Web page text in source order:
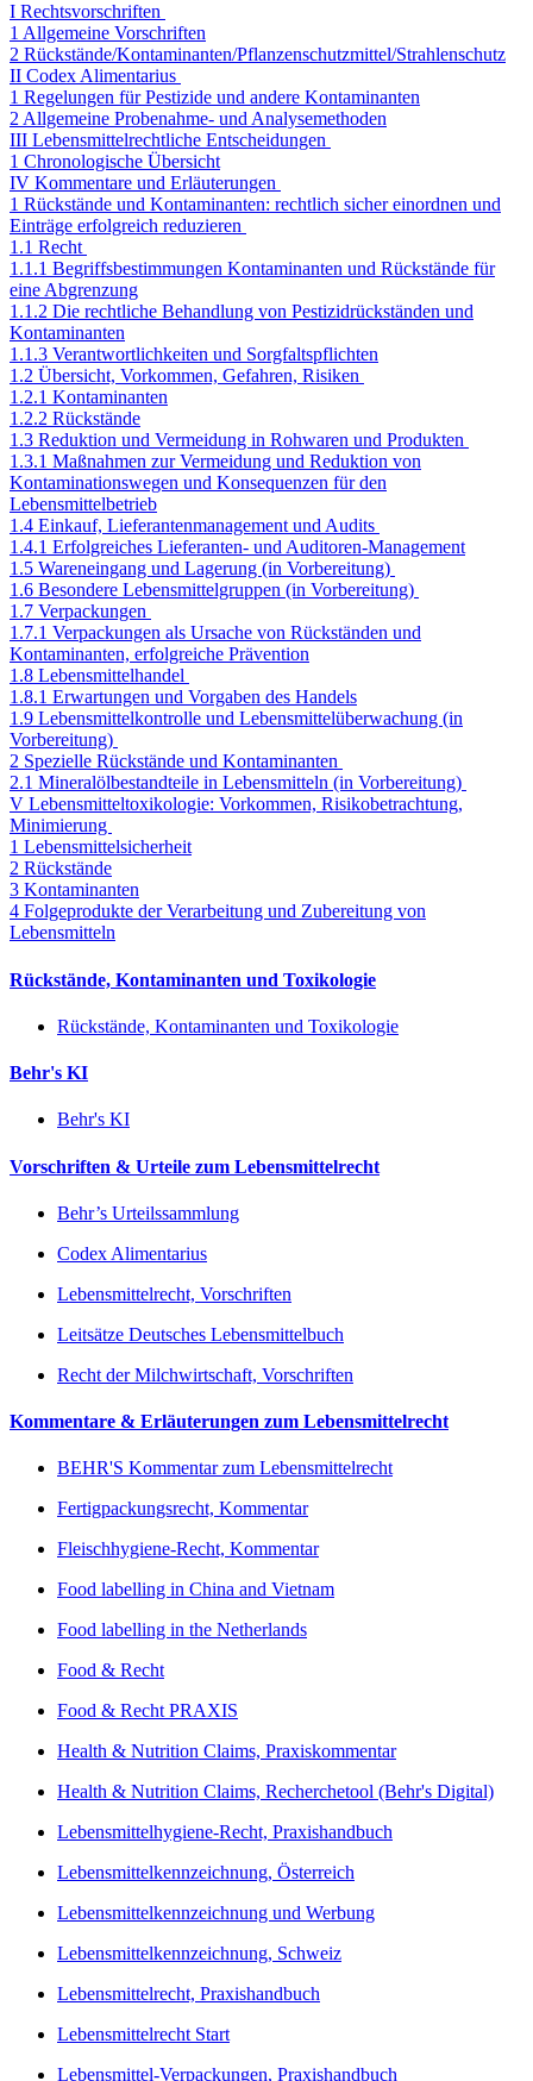
I Rechtsvorschriften
1 Allgemeine Vorschriften
2 Rückstände/Kontaminanten/Pflanzenschutzmittel/Strahlenschutz
II Codex Alimentarius
1 Regelungen für Pestizide und andere Kontaminanten
2 Allgemeine Probenahme- und Analysemethoden
III Lebensmittelrechtliche Entscheidungen
1 Chronologische Übersicht
IV Kommentare und Erläuterungen
1 Rückstände und Kontaminanten: rechtlich sicher einordnen und
Einträge erfolgreich reduzieren
1.1 Recht
1.1.1 Begriffsbestimmungen Kontaminanten und Rückstände für
eine Abgrenzung
1.1.2 Die rechtliche Behandlung von Pestizidrückständen und
Kontaminanten
1.1.3 Verantwortlichkeiten und Sorgfaltspflichten
1.2 Übersicht, Vorkommen, Gefahren, Risiken
1.2.1 Kontaminanten
1.2.2 Rückstände
1.3 Reduktion und Vermeidung in Rohwaren und Produkten
1.3.1 Maßnahmen zur Vermeidung und Reduktion von
Kontaminationswegen und Konsequenzen für den
Lebensmittelbetrieb
1.4 Einkauf, Lieferantenmanagement und Audits
1.4.1 Erfolgreiches Lieferanten- und Auditoren-Management
1.5 Wareneingang und Lagerung (in Vorbereitung)
1.6 Besondere Lebensmittelgruppen (in Vorbereitung)
1.7 Verpackungen
1.7.1 Verpackungen als Ursache von Rückständen und
Kontaminanten, erfolgreiche Prävention
1.8 Lebensmittelhandel
1.8.1 Erwartungen und Vorgaben des Handels
1.9 Lebensmittelkontrolle und Lebensmittelüberwachung (in
Vorbereitung)
2 Spezielle Rückstände und Kontaminanten
2.1 Mineralölbestandteile in Lebensmitteln (in Vorbereitung)
V Lebensmitteltoxikologie: Vorkommen, Risikobetrachtung,
Minimierung
1 Lebensmittelsicherheit
2 Rückstände
3 Kontaminanten
4 Folgeprodukte der Verarbeitung und Zubereitung von
Lebensmitteln
Rückstände, Kontaminanten und Toxikologie
Rückstände, Kontaminanten und Toxikologie
Behr's KI
Behr's KI
Vorschriften & Urteile zum Lebensmittelrecht
Behr’s Urteilssammlung
Codex Alimentarius
Lebensmittelrecht, Vorschriften
Leitsätze Deutsches Lebensmittelbuch
Recht der Milchwirtschaft, Vorschriften
Kommentare & Erläuterungen zum Lebensmittelrecht
BEHR'S Kommentar zum Lebensmittelrecht
Fertigpackungsrecht, Kommentar
Fleischhygiene-Recht, Kommentar
Food labelling in China and Vietnam
Food labelling in the Netherlands
Food & Recht
Food & Recht PRAXIS
Health & Nutrition Claims, Praxiskommentar
Health & Nutrition Claims, Recherchetool (Behr's Digital)
Lebensmittelhygiene-Recht, Praxishandbuch
Lebensmittelkennzeichnung, Österreich
Lebensmittelkennzeichnung und Werbung
Lebensmittelkennzeichnung, Schweiz
Lebensmittelrecht, Praxishandbuch
Lebensmittelrecht Start
Lebensmittel-Verpackungen, Praxishandbuch